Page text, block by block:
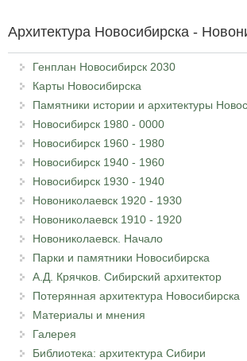
Архитектура Новосибирска -
Генплан Новосибирск 2030
Карты Новосибирска
Памятники истории и архитектуры
Новосибирск 1980 - 0000
Новосибирск 1960 - 1980
Новосибирск 1940 - 1960
Новосибирск 1930 - 1940
Новониколаевск 1920 - 1930
Новониколаевск 1910 - 1920
Новониколаевск. Начало
Парки и памятники Новосибирска
А.Д. Крячков. Сибирский архитектор
Потерянная архитектура Новосибирска
Материалы и мнения
Галерея
Библиотека: архитектура Сибири